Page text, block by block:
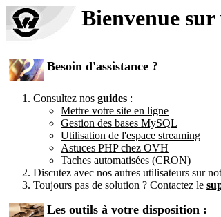
Bienvenue
Besoin d'assistance ?
Consultez nos guides :
Mettre votre site en ligne
Gestion des bases MySQL
Utilisation de l'espace streaming
Astuces PHP chez OVH
Taches automatisées (CRON)
Discutez avec nos autres utilisateurs sur
Toujours pas de solution ? Contactez le
Les outils à votre disposition :